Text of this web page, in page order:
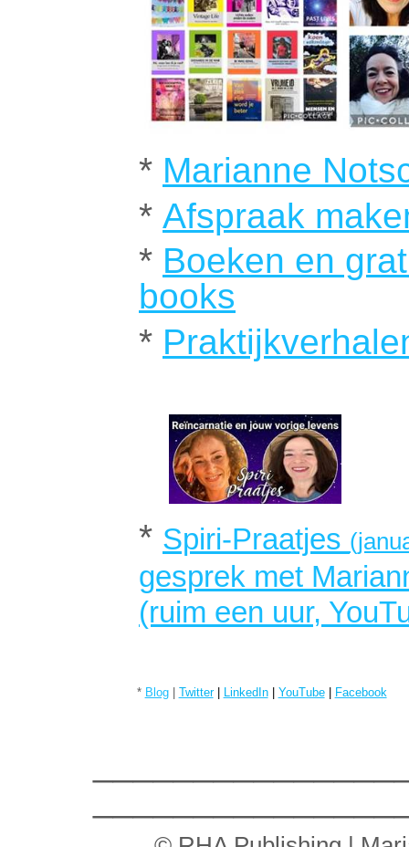
* Marianne
* Afspraak
* Boeken en
books
*
* Spiri-Praatjes
gesprek met
(ruim een uur,
* Blog| Twitter LinkedIn YouTube Facebook